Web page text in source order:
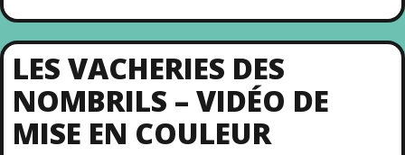
LES VACHERIES DES
NOMBRILS – VIDÉO DE
MISE EN COULEUR